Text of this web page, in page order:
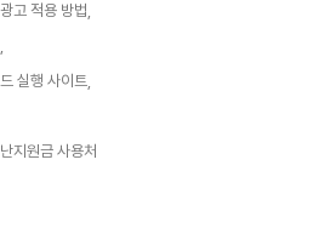
고 적용 방법,
실행 사이트,
지원금 사용처,